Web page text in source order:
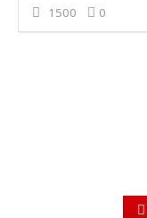
1500 0